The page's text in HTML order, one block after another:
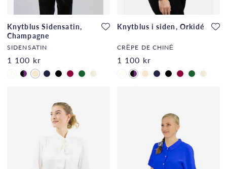
Knytblus Sidensatin,
Champagne
SIDENSATIN
1 100 kr
Knytblus i siden, Orkidé
CRÊPE DE CHINÈ
1 100 kr